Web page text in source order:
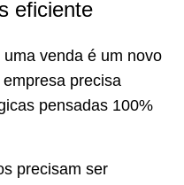
eficiente
venda é um novo
precisa
pensadas 100%
precisam ser